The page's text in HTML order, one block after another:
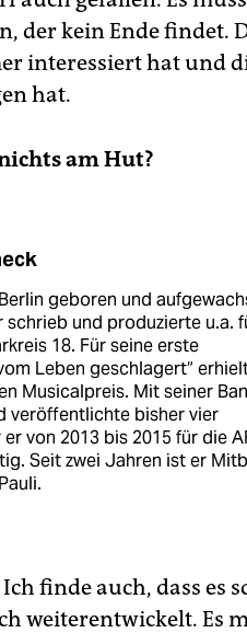
der kein Ende findet.
interessiert hat und
hat.
am Hut?
geboren und
und produzierte u.a.
18. Für seine erste
Leben geschlagert“
Musicalpreis. Mit seiner
veröffentlichte bisher vier
von 2013 bis 2015 für die
Seit zwei Jahren ist er
finde auch, dass es
weiterentwickelt. Es